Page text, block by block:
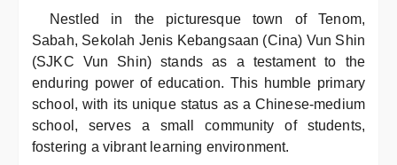
Nestled in the picturesque town of Tenom,
Sabah, Sekolah Jenis Kebangsaan (Cina) Vun Shin
(SJKC Vun Shin) stands as a testament to the
enduring power of education. This humble primary
school, with its unique status as a Chinese-medium
school, serves a small community of students,
fostering a vibrant learning environment.